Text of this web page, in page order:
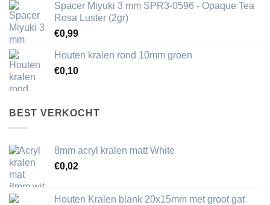
Spacer Miyuki 3 mm SPR3-0596 - Opaque Tea
Rosa Luster (2gr)
€0,99
Houten kralen rond 10mm groen
€0,10
BEST VERKOCHT
8mm acryl kralen matt White
€0,02
Houten Kralen blank 20x15mm met groot gat